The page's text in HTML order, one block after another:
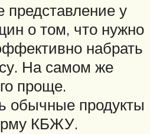
представление у
о том, что нужно
набрать
На самом же
проще.
обычные продукты
КБЖУ.